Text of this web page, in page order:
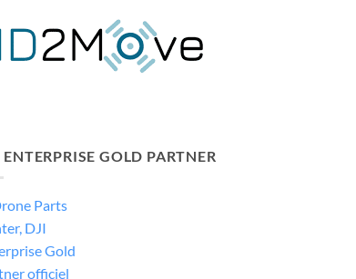
ENTERPRISE GOLD PARTNER